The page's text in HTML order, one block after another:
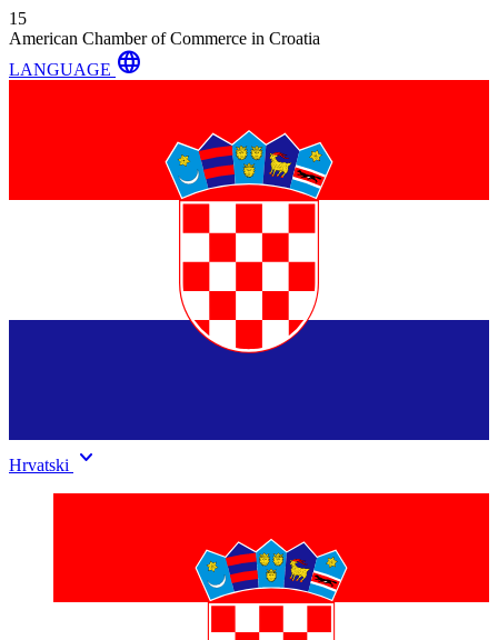
15
American Chamber of Commerce in Croatia
LANGUAGE language
Hrvatski keyboard_arrow_down